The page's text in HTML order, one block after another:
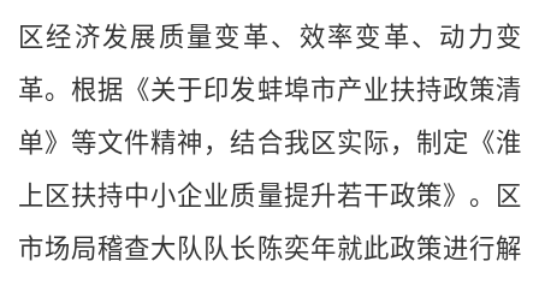
区经济发展质量变革、效率变革、动力变
革。根据《关于印发蚌埠市产业扶持政策清
单》 等文件精神 ，结合我区实际，制定 《淮
上区扶持中小企业质量提升若干政策》。区
市场局稽查大队队长陈奕年就此政策进行解